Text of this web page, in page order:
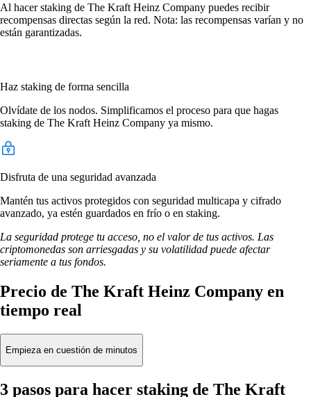
Al hacer staking de The Kraft Heinz Company puedes recibir
recompensas directas según la red. Nota: las recompensas varían y no
están garantizadas.
Haz staking de forma sencilla
Olvídate de los nodos. Simplificamos el proceso para que hagas
staking de The Kraft Heinz Company ya mismo.
Disfruta de una seguridad avanzada
Mantén tus activos protegidos con seguridad multicapa y cifrado
avanzado, ya estén guardados en frío o en staking.
La seguridad protege tu acceso, no el valor de tus activos. Las
criptomonedas son arriesgadas y su volatilidad puede afectar
seriamente a tus fondos.
Precio de The Kraft Heinz Company en
tiempo real
Empieza en cuestión de minutos
3 pasos para hacer staking de The Kraft